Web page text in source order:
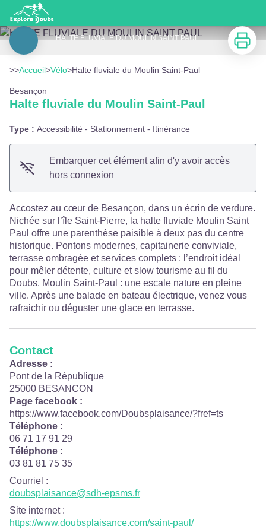
Halte fluviale du Moulin Saint-Paul
HALTE FLUVIALE DU MOULIN SAINT PAUL - SOLIDARITE DOUBS HANDICAP
Voir l'image en plein écran
Imprimer
>>Accueil>Vélo>Halte fluviale du Moulin Saint-Paul
Besançon
Halte fluviale du Moulin Saint-Paul
Type : Accessibilité - Stationnement - Itinérance
Embarquer cet élément afin d'y avoir accès
hors connexion
Accostez au cœur de Besançon, dans un écrin de verdure.
Nichée sur l’île Saint-Pierre, la halte fluviale Moulin Saint
Paul offre une parenthèse paisible à deux pas du centre
historique. Pontons modernes, capitainerie conviviale,
terrasse ombragée et services complets : l’endroit idéal
pour mêler détente, culture et slow tourisme au fil du
Doubs. Moulin Saint-Paul : une escale nature en pleine
ville. Après une balade en bateau électrique, venez vous
rafraichir ou déguster une glace en terrasse.
Contact
Adresse :
Pont de la République
25000 BESANCON
Page facebook :
https://www.facebook.com/Doubsplaisance/?fref=ts
Téléphone :
06 71 17 91 29
Téléphone :
03 81 81 75 35
Courriel :
doubsplaisance@sdh-epsms.fr
Site internet:
https://www.doubsplaisance.com/saint-paul/